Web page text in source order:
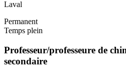
Laval
Permanent
Temps plein
Professeur/professeure de
secondaire